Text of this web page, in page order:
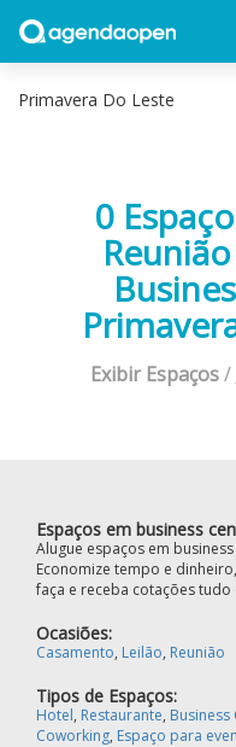
0
Exibir Espaços/
Espaços em business
Alugue espaços em
Economize tempo e
faça e receba cotações tudo
Ocasiões:
Casamento, Leilão, Reunião
Tipos de Espaços:
Hotel, Restaurante, Business
Coworking, Espaço para